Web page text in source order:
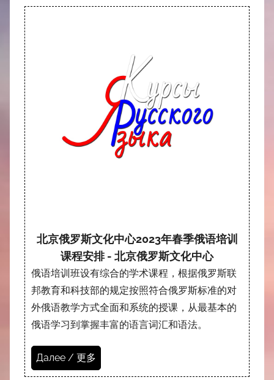
北京俄罗斯文化中心2023年春季俄语培训
课程安排 - 北京俄罗斯文化中心
俄语培训班设有综合的学术课程，根据俄罗斯联
邦教育和科技部的规定按照符合俄罗斯标准的对
外俄语教学方式全面和系统的授课，从最基本的
俄语学习到掌握丰富的语言词汇和语法。
Далее / 更多